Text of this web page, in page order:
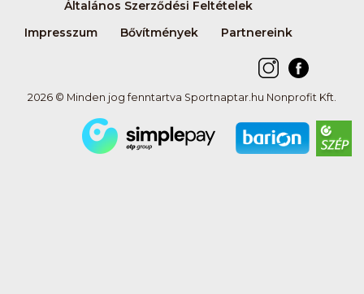
Általános Szerződési Feltételek
Impresszum
Bővítmények Partnereink
2026 © Minden jog fenntartva Sportnaptar.hu Nonprofit Kft.